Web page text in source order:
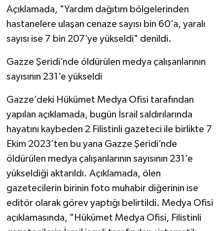
Açıklamada, "Yardım dağıtım bölgelerinden
hastanelere ulaşan cenaze sayısı bin 60’a, yaralı
sayısı ise 7 bin 207’ye yükseldi" denildi.
Gazze Şeridi’nde öldürülen medya çalışanlarının
sayısının 231’e yükseldi
Gazze’deki Hükümet Medya Ofisi tarafından
yapılan açıklamada, bugün İsrail saldırılarında
hayatını kaybeden 2 Filistinli gazeteci ile birlikte 7
Ekim 2023’ten bu yana Gazze Şeridi’nde
öldürülen medya çalışanlarının sayısının 231’e
yükseldiği aktarıldı. Açıklamada, ölen
gazetecilerin birinin foto muhabir diğerinin ise
editör olarak görev yaptığı belirtildi. Medya Ofisi
açıklamasında, "Hükümet Medya Ofisi, Filistinli